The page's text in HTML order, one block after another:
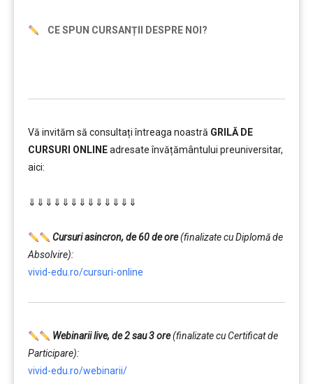
CE SPUN CURSANȚII DESPRE NOI?
Vă invităm să consultați întreaga noastră GRILĂ DE
CURSURI ONLINEadresate învățământului preuniversitar,
aici:
⇓⇓⇓⇓⇓⇓⇓⇓⇓⇓⇓⇓⇓
Cursuri asincron, de 60 de ore(finalizate cu Diplomă de
Absolvire):
vivid-edu.ro/cursuri-online
Webinarii live, de 2 sau 3 ore(finalizate cu Certificat de
Participare):
vivid-edu.ro/webinarii/